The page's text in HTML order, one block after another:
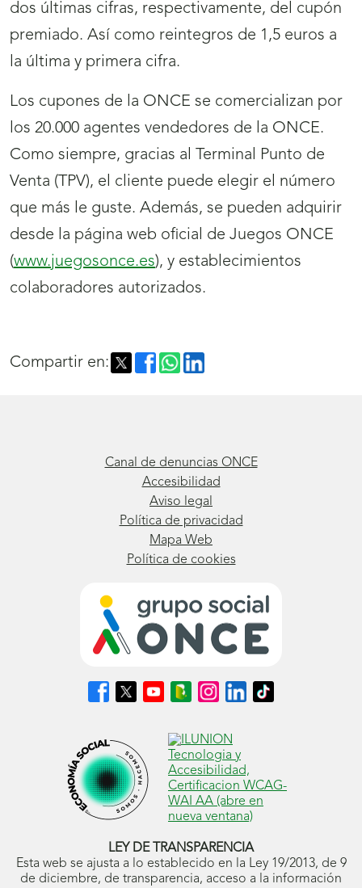
dos últimas cifras, respectivamente, del cupón
premiado. Así como reintegros de 1,5 euros a
la última y primera cifra.
Los cupones de la ONCE se comercializan por
los 20.000 agentes vendedores de la ONCE.
Como siempre, gracias al Terminal Punto de
Venta (TPV), el cliente puede elegir el número
que más le guste. Además, se pueden adquirir
desde la página web oficial de Juegos ONCE
(www.juegosonce.es), y establecimientos
colaboradores autorizados.
Compartir en:
Canal de denuncias ONCE
Accesibilidad
Aviso legal
Política de privacidad
Mapa Web
Política de cookies
Síguenos
en
abrirá
en
ventana
nueva)
Síguenos
en
abrirá
en
ventana
nueva)
Síguenos
en
abrirá
en
ventana
nueva)
Síguenos
en
Blog
ONCE
(se
abrirá
en
ventana
nueva)
Síguenos
en
(se
abrirá
en
ventana
nueva)
Síguenos
en
(se
abrirá
en
ventana
nueva)
Síguenos
en
ventana
nueva)
LEY DE TRANSPARENCIA
Esta web se ajusta a lo establecido en la Ley 19/2013, de 9
de diciembre, de transparencia, acceso a la información